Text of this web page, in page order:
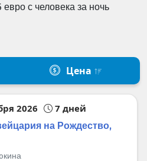
евро с человека за ночь
Цена
2026 7 дней
на Рождество,